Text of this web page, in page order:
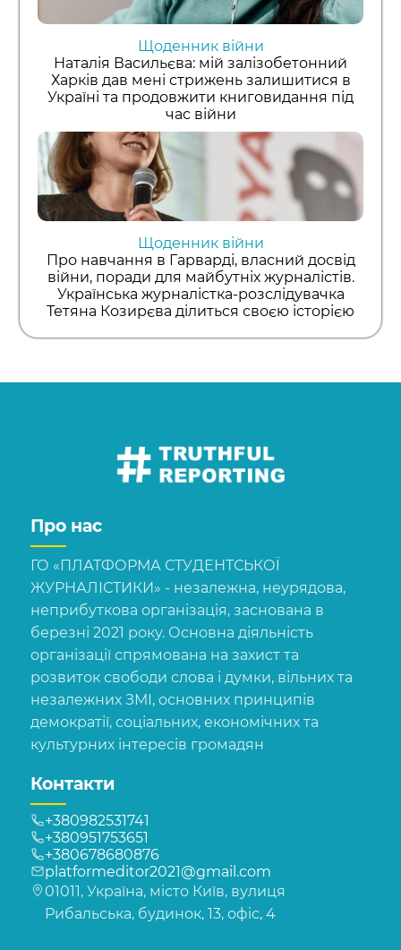
Щоденник війни
Наталія Васильєва: мій залізобетонний
Харків дав мені стрижень залишитися в
Україні та продовжити книговидання під
час війни
Щоденник війни
Про навчання в Гарварді, власний досвід
війни, поради для майбутніх журналістів.
Українська журналістка-розслідувачка
Тетяна Козирєва ділиться своєю історією
Про нас
ГО «ПЛАТФОРМА СТУДЕНТСЬКОЇ
ЖУРНАЛІСТИКИ» - незалежна, неурядова,
неприбуткова організація, заснована в
березні 2021 року. Основна діяльність
організації спрямована на захист та
розвиток свободи слова і думки, вільних та
незалежних ЗМІ, основних принципів
демократії, соціальних, економічних та
культурних інтересів громадян
Контакти
+380982531741
+380951753651
+380678680876
platformeditor2021@gmail.com
01011, Україна, місто Київ, вулиця
Рибальська, будинок, 13, офіс, 4